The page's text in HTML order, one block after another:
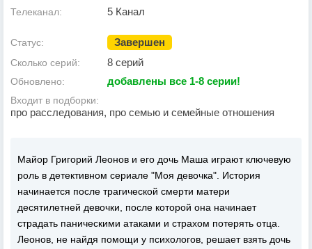
Телеканал: 5 Канал
Статус: Завершен
Сколько серий: 8 серий
Обновлено: добавлены все 1-8 серии!
Входит в подборки:
про расследования, про семью и семейные отношения
Майор Григорий Леонов и его дочь Маша играют ключевую
роль в детективном сериале "Моя девочка". История
начинается после трагической смерти матери
десятилетней девочки, после которой она начинает
страдать паническими атаками и страхом потерять отца.
Леонов, не найдя помощи у психологов, решает взять дочь